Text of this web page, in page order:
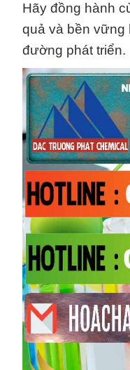
Hãy đồng hành
quả và bền vững
đường phát triển.